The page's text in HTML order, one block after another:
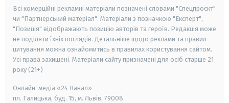
Всі комерційні рекламні матеріали позначені словами "Спецпроєкт"
чи "Партнерський матеріал". Матеріали з позначкою "Експерт",
"Позиція" відображають позицію авторів та героїв. Редакція може
не поділяти їхніх поглядів. Детальніше щодо реклами та правил
цитування можна ознайомитись в правилах користування сайтом.
Усі права захищені. Матеріали сайту призначені для осіб старше 21
року (21+)
Онлайн-медіа «24 Канал»
пл. Галицька, буд. 15, м. Львів, 79008